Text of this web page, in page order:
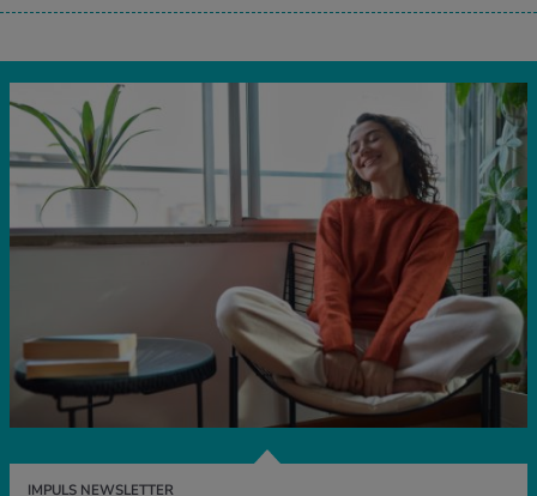
IMPULS NEWSLETTER